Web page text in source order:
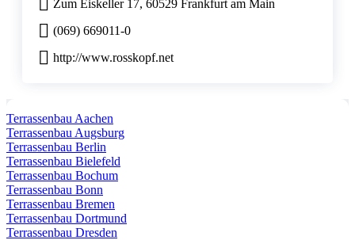
Zum Eiskeller 17, 60529 Frankfurt am Main
(069) 669011-0
http://www.rosskopf.net
Terrassenbau Aachen
Terrassenbau Augsburg
Terrassenbau Berlin
Terrassenbau Bielefeld
Terrassenbau Bochum
Terrassenbau Bonn
Terrassenbau Bremen
Terrassenbau Dortmund
Terrassenbau Dresden